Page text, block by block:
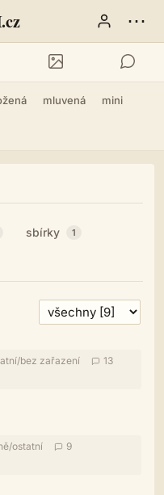
⋯
mluvená mini
sbírky 1
/bez zařazení
13
/ostatní
9